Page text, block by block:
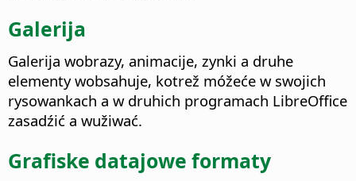
Galerija
Galerija wobrazy, animacije, zynki a druhe
elementy wobsahuje, kotrež móžeće w swojich
rysowankach a w druhich programach LibreOffice
zasadźić a wužiwać.
Grafiske datajowe formaty